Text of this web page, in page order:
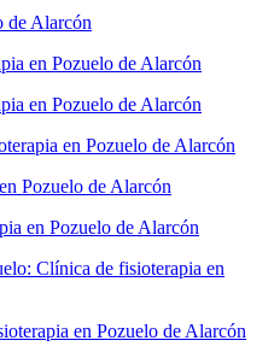
de Alarcón
en Pozuelo de Alarcón
en Pozuelo de Alarcón
en Pozuelo de Alarcón
Pozuelo de Alarcón
en Pozuelo de Alarcón
Clínica de fisioterapia en
en Pozuelo de Alarcón